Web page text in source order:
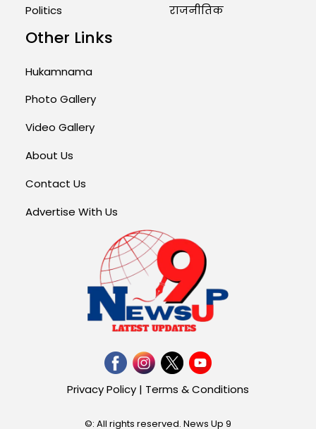
Politics
राजनीतिक
Other Links
Hukamnama
Photo Gallery
Video Gallery
About Us
Contact Us
Advertise With Us
Privacy Policy | Terms & Conditions
©: All rights reserved. News Up 9